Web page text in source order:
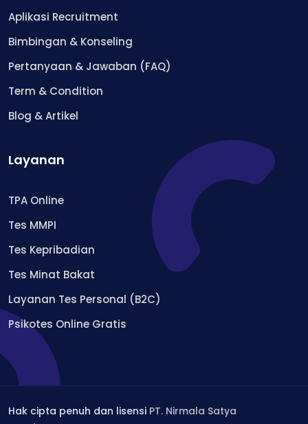
Aplikasi Recruitment
Bimbingan & Konseling
Pertanyaan & Jawaban (FAQ)
Term & Condition
Blog & Artikel
Layanan
TPA Online
Tes MMPI
Tes Kepribadian
Tes Minat Bakat
Layanan Tes Personal (B2C)
Psikotes Online Gratis
Hak cipta penuh dan lisensi PT. Nirmala Satya